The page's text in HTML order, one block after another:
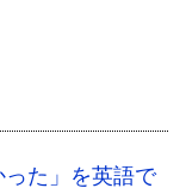
った」を英語で